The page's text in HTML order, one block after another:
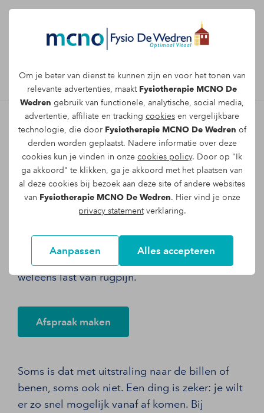
Om je beter van dienst te kunnen zijn en voor het tonen van
relevante advertenties, maakt Fysiotherapie MCNO De
Wedren gebruik van functionele, analytische, social media,
advertentie, affiliate en tracking cookies en vergelijkbare
technologie, die door Fysiotherapie MCNO De Wedren of
derden worden geplaatst. Nadere informatie over deze
cookies kun je vinden in onze cookies policy. Door op "Ik
ga akkoord" te klikken, ga je akkoord met het plaatsen van
al deze cookies bij bezoek aan deze site of andere websites
van Fysiotherapie MCNO De Wedren. Hier vind je onze
privacy statementverklaring.
Aanpassen Alles accepteren
Afspraak maken
Rugpijn behandelen bij
Fysiotherapie MCNO De
Wedren in Nijmegen
Heb je in het dagelijks leven pijnklachten aan
rugpijn? Dat is helemaal niet gek. Ongeveer 80
tot 90 procent van alle volwassenen heeft
weleens last van rugpijn.
Afspraak maken
Soms is dat met uitstraling naar de billen of
benen, soms ook niet. Een ding is zeker: je wilt
er zo snel mogelijk vanaf af komen. Bij